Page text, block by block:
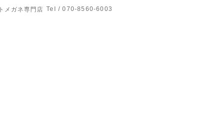
メガネ専門店 Tel / 070-8560-6003